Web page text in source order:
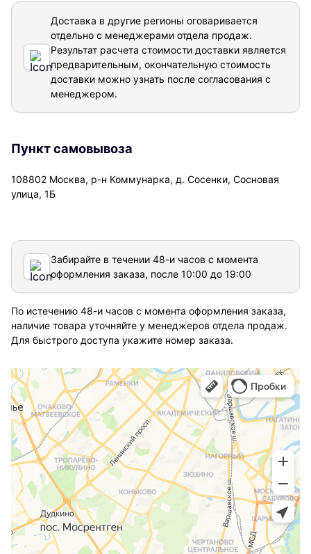
Доставка в другие регионы оговаривается
отдельно с менеджерами отдела продаж.
Результат расчета стоимости доставки является
предварительным, окончательную стоимость
доставки можно узнать после согласования с
менеджером.
Пункт самовывоза
108802 Москва, р-н Коммунарка, д. Сосенки, Сосновая
улица, 1Б
Забирайте в течении 48-и часов с момента
оформления заказа, после 10:00 до 19:00
По истечению 48-и часов с момента оформления заказа,
наличие товара уточняйте у менеджеров отдела продаж.
Для быстрого доступа укажите номер заказа.